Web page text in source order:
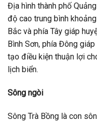
Địa hình thành phố
độ cao trung bình
Bắc và phía Tây giáp
Bình Sơn, phía Đông
tạo điều kiện thuận lợi
lịch biển.
Sông ngòi
Sông Trà Bồng là con